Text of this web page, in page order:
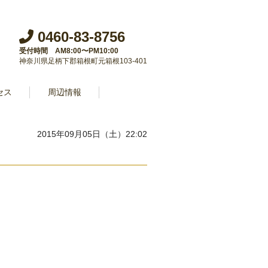
0460-83-8756
受付時間 AM8:00〜PM10:00
神奈川県足柄下郡箱根町元箱根103-401
ス 周辺情報
2015年09月05日（土）22:02